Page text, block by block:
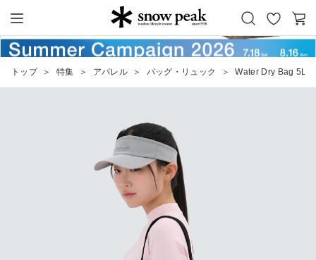
Snow Peak
お
カ
ー
トップ ＞ 特集 ＞ アパレル ＞ バッグ・リュック ＞ Water Dry Bag 5L